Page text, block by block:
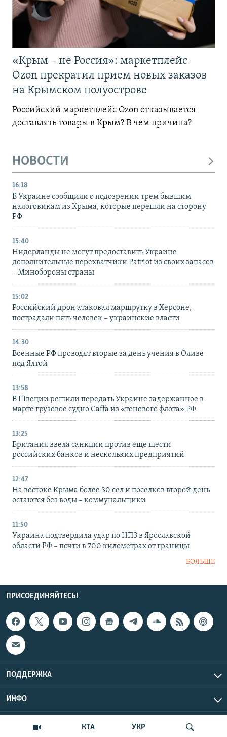
КТА УКР
«Крым – не Россия»: маркетплейс
Ozon прекратил прием новых заказов
на Крымском полуострове
Российский маркетплейс Ozon отказывается
доставлять товары в Крым? В чем причина?
НОВОСТИ
16:18
В Украине сообщили о подозрении трем бывшим
налоговикам из Крыма, которые перешли на сторону
РФ
15:40
Нидерланды не могут предоставить Украине
дополнительные перехватчики Patriot из своих запасов
– Минобороны страны
15:02
Российский дрон атаковал маршрутку в Херсоне,
пострадали пять человек – украинские власти
14:30
Военные РФ проводят вторые за день учения в Оливе
под Ялтой
13:58
В Швеции решили передать Украине задержанное в
марте грузовое судно Caffa из «теневого флота» РФ
13:25
Британия ввела санкции против еще шести
российских банков и нескольких предприятий
12:47
На востоке Крыма более 30 сел и поселков второй день
остаются без воды – коммунальщики
11:50
Украина подтвердила удар по НПЗ в Ярославской
области РФ – почти в 700 километрах от границы
БОЛЬШЕ
ПРИСОЕДИНЯЙТЕСЬ!
ПОДДЕРЖКА
ИНФО
Copyright Крым.Реалии, 2026 | Все права защищены.
UTC+3